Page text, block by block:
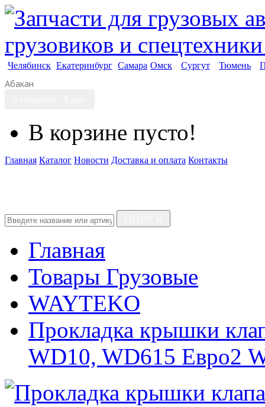
Челябинск Екатеринбург Самара Омск Сургут Тюмень
Абакан
В корзине пусто!
Главная Каталог Новости Доставка и оплата Контакты
Главная
Товары Грузовые
WAYTEKO
Прокладка крышки
WD10, WD615 Евро2